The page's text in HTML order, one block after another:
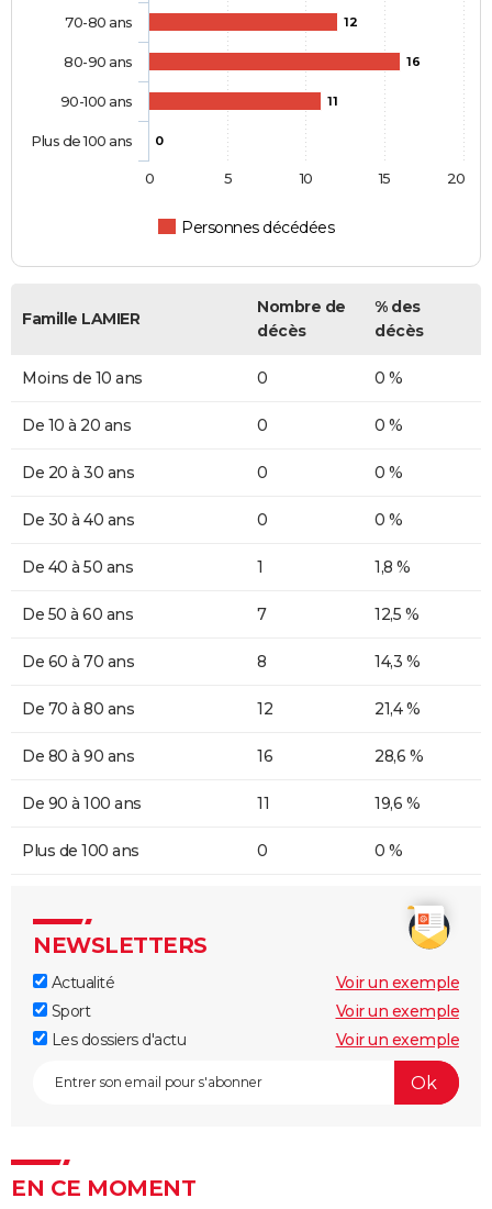
12
16
11
0
Personnes décédées
70-80 ans
80-90 ans
90-100 ans
Plus de 100 ans
0 5 10 15 20
Famille LAMIER
Nombre de
décès
% des
décès
Moins de 10 ans 0 0 %
De 10 à 20 ans 0 0 %
De 20 à 30 ans 0 0 %
De 30 à 40 ans 0 0 %
De 40 à 50 ans 1 1,8 %
De 50 à 60 ans 7 12,5 %
De 60 à 70 ans 8 14,3 %
De 70 à 80 ans 12 21,4 %
De 80 à 90 ans 16 28,6 %
De 90 à 100 ans 11 19,6 %
Plus de 100 ans 0 0 %
NEWSLETTERS
Actualité
Voir un exemple
Sport
Voir un exemple
Les dossiers d'actu
Voir un exemple
EN CE MOMENT